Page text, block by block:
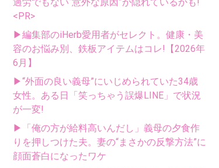
<PR>
▶編集部のiHerb愛用者がセレクト。健康・美
容のお悩み別、鉄板アイテムはコレ!【2026年
6月】
▶“外面の良い義母”にいじめられていた34歳
女性。ある日「笑っちゃう誤爆LINE」で状況
が一変!
▶「俺の方が給料高いんだし」義母の夕食作
りを押しつけた夫。妻の“まさかの反撃方法”に
顔面蒼白になったワケ